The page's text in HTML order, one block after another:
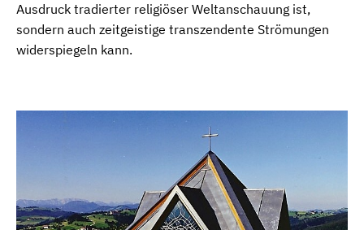
Ausdruck tradierter religiöser Weltanschauung ist,
sondern auch zeitgeistige transzendente Strömungen
widerspiegeln kann.